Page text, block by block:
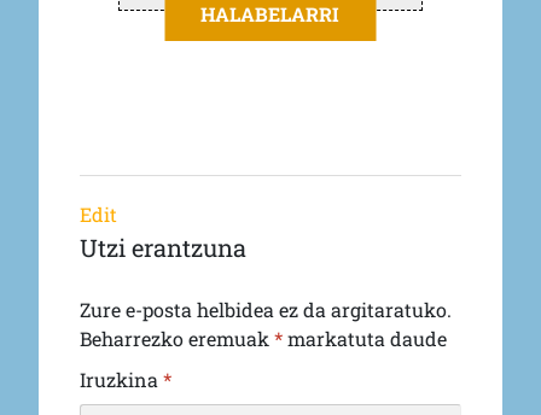
HALABELARRI
Edit
Utzi erantzuna
Zure e-posta helbidea ez da argitaratuko.
Beharrezko eremuak *markatuta daude
Iruzkina *